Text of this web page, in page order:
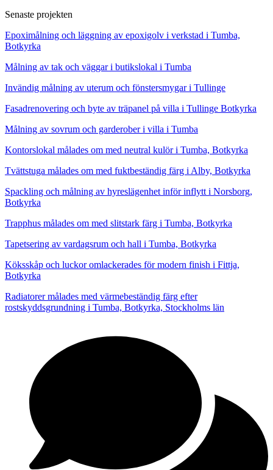
Senaste projekten
Epoximålning och läggning av epoxigolv i verkstad i Tumba,
Botkyrka
Målning av tak och väggar i butikslokal i Tumba
Invändig målning av uterum och fönstersmygar i Tullinge
Fasadrenovering och byte av träpanel på villa i Tullinge Botkyrka
Målning av sovrum och garderober i villa i Tumba
Kontorslokal målades om med neutral kulör i Tumba, Botkyrka
Tvättstuga målades om med fuktbeständig färg i Alby, Botkyrka
Spackling och målning av hyreslägenhet inför inflytt i Norsborg,
Botkyrka
Trapphus målades om med slitstark färg i Tumba, Botkyrka
Tapetsering av vardagsrum och hall i Tumba, Botkyrka
Köksskåp och luckor omlackerades för modern finish i Fittja,
Botkyrka
Radiatorer målades med värmebeständig färg efter
rostskyddsgrundning i Tumba, Botkyrka, Stockholms län